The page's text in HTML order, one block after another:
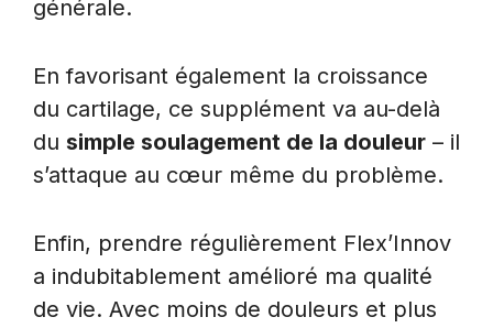
générale.
En favorisant également la croissance
du cartilage, ce supplément va au-delà
du simple soulagement de la douleur – il
s’attaque au cœur même du problème.
Enfin, prendre régulièrement Flex’Innov
a indubitablement amélioré ma qualité
de vie. Avec moins de douleurs et plus